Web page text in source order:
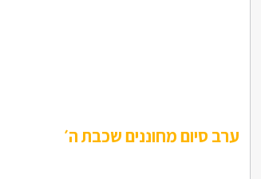
ערב סיום מחוננים שכבת ה׳